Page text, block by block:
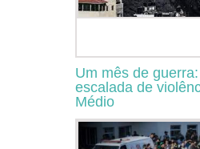
Um mês de
escalada de
Médio